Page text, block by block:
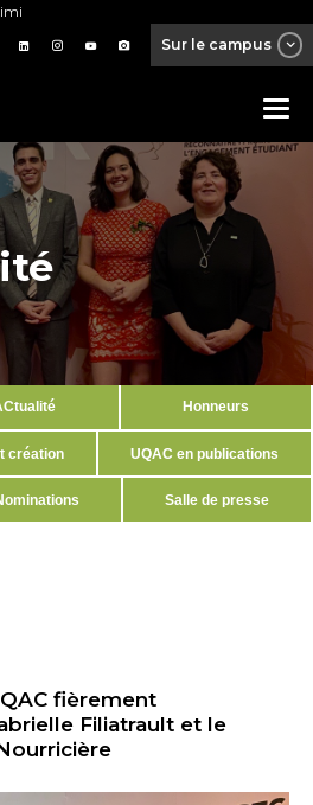
Sur le campus
Honneurs
création UQAC en publications
Salle de presse
fièrement
Filiatrault et le